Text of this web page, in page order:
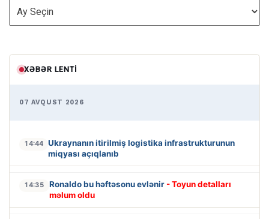
ARXİV
XƏBƏR LENTI
07 AVQUST 2026
14:44 Ukraynanın itirilmiş logistika infrastrukturunun
miqyası açıqlanıb
14:35 Ronaldo bu həftəsonu evlənir - Toyun detalları
məlum oldu